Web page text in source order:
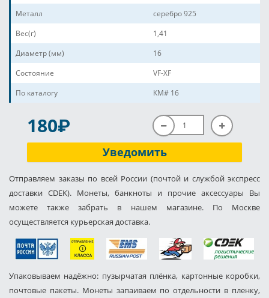
Металл
серебро 925
Вес(г)
1,41
Диаметр (мм)
16
Состояние
VF-XF
По каталогу
КМ# 16
180P
Уведомить
Отправляем заказы по всей России (почтой и службой экспресс
доставки CDEK). Монеты, банкноты и прочие аксессуары Вы
можете также забрать в нашем магазине. По Москве
осуществляется курьерская доставка.
Упаковываем надёжно: пузырчатая плёнка, картонные коробки,
почтовые пакеты. Монеты запаиваем по отдельности в пленку,